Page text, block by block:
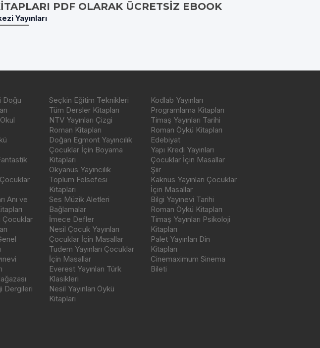
PDF OLARAK ÜCRETSIZ EBOOK
Yayınları
Doğu
Çocuklar
Anı ve
Çocuklar
Dergileri
Seçkin Eğitim Teknikleri
Tüm Dersler Kitapları
NTV Yayınları Çizgi
Roman Kitapları
Doğan Egmont Yayıncılık
Çocuklar İçin Boyama
Kitapları
Okyanus Yayıncılık
Toplum Felsefesi
Kitapları
Ses Müzik Aletleri
Bağlamalar
İmece Defler
Nesil Çocuk Yayınları
Çocuklar İçin Masallar
Tudem Yayınları Çocuklar
İçin Masallar
Everest Yayınları Türk
Klasikleri
Nesil Yayınları Öykü
Kitapları
Kodlab Yayınları
Programlama Kitapları
Timaş Yayınları Tarihi
Roman Öykü Kitapları
Edebiyat
Yapı Kredi Yayınları
Çocuklar İçin Masallar
Şiir
Kaknüs Yayınları Çocuklar
İçin Masallar
Bilgi Yayınevi Tarihi
Roman Öykü Kitapları
Timaş Yayınları Psikoloji
Kitapları
Palet Yayınları Din
Kitapları
Cinemaximum Sinema
Bileti